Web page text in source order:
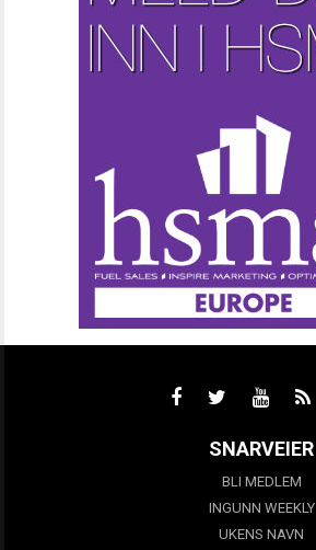
SNARVEIER
BLI MEDLEM
INGUNN WEEKLY
UKENS NAVN